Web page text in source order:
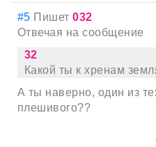
#5 Пишет032
Отвечая на сообщение
32
Какой ты к хренам
А ты наверно, один из
плешивого??